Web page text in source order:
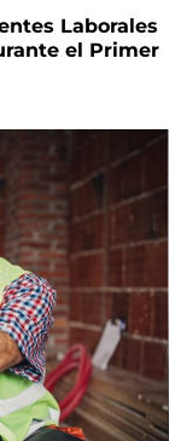
Laborales
el Primer